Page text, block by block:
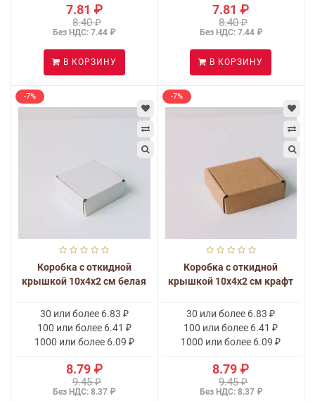
7.81 ₽
8.40 ₽
Без НДС: 7.44 ₽
В КОРЗИНУ
7.81 ₽
8.40 ₽
Без НДС: 7.44 ₽
В КОРЗИНУ
-7%
Коробка с откидной
крышкой 10х4х2 см белая
30 или более 6.83 ₽
100 или более 6.41 ₽
1000 или более 6.09 ₽
8.79 ₽
9.45 ₽
Без НДС: 8.37 ₽
-7%
Коробка с откидной
крышкой 10х4х2 см крафт
30 или более 6.83 ₽
100 или более 6.41 ₽
1000 или более 6.09 ₽
8.79 ₽
9.45 ₽
Без НДС: 8.37 ₽